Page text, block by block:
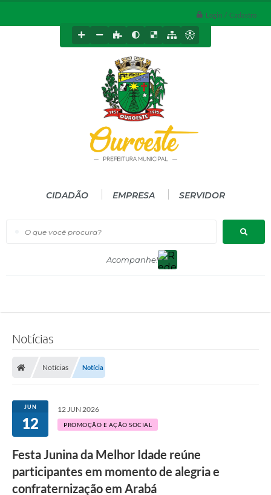
Login / Cadastro
O que você procura?
CIDADÃO EMPRESA SERVIDOR
Notícias
Notícias Notícia
JUN
12
12 JUN 2026
PROMOÇÃO E AÇÃO SOCIAL
Festa Junina da Melhor Idade reúne
participantes em momento de alegria e
confraternização em Arabá